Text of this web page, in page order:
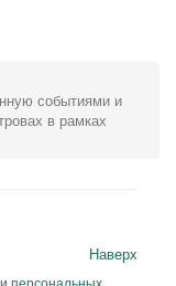
событиями и
в рамках
Наверх
персональных